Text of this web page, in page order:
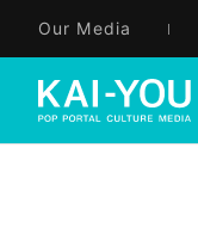
Our Media